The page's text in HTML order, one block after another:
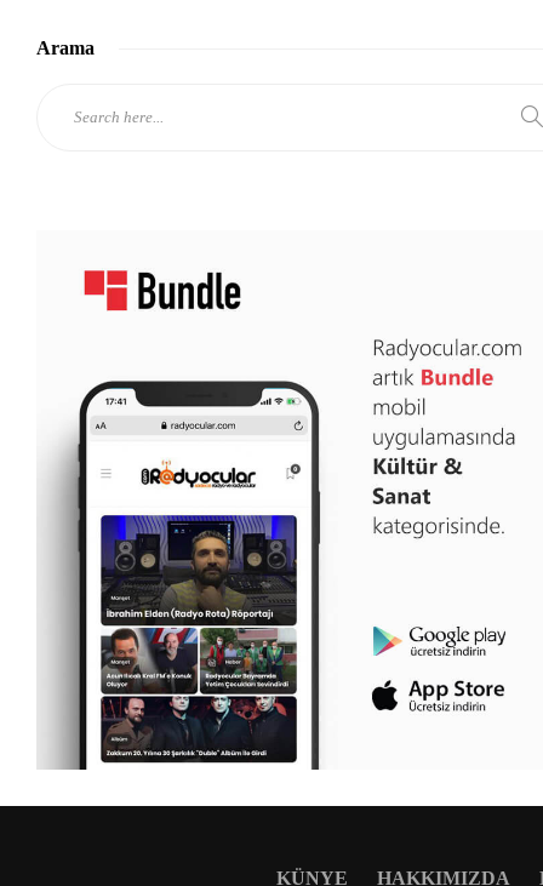
Arama
KÜNYE HAKKIMIZDA